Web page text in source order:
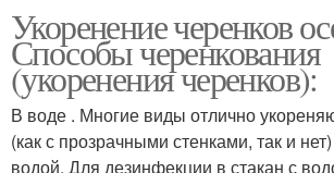
Укоренение черенков
Способы черенкования
(укоренения черенков):
В воде . Многие виды отлично
(как с прозрачными стенками, так и
водой. Для дезинфекции в стакан с